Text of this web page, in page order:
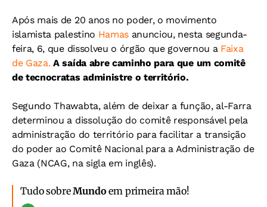
Após mais de 20 anos no poder, o movimento
islamista palestino Hamas anunciou, nesta segunda-
feira, 6, que dissolveu o órgão que governou a Faixa
de Gaza.A saída abre caminho para que um comitê
de tecnocratas administre o território.
Segundo Thawabta, além de deixar a função, al-Farra
determinou a dissolução do comitê responsável pela
administração do território para facilitar a transição
do poder ao Comitê Nacional para a Administração de
Gaza (NCAG, na sigla em inglês).
Tudo sobreMundo em primeira mão!